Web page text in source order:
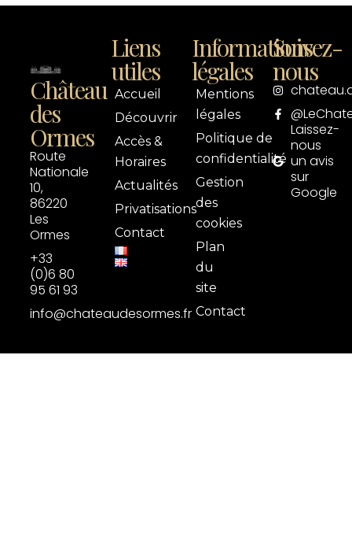
Château
des
Ormes
Route
Nationale
10,
86220
Les
Ormes
+33
(0)6 80
95 61 93
info@chateaudesormes.fr
Liens
utiles
Accueil
Découvrir
Accès &
Horaires
Actualités
Privatisations
Contact
Informations
légales
Mentions
légales
Politique de
confidentialité
Gestion
des
cookies
Plan
du
site
Contact
Suivez-
nous
Laissez-
nous
un avis
sur
Google